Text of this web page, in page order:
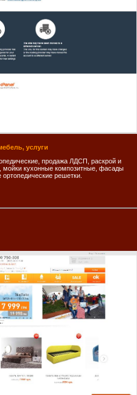
услуги
продажа ЛДСП, раскрой и
мойки кухонные композитные, фасады
решетки.